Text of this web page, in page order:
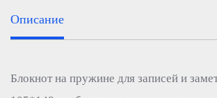
Описание
Блокнот на пружине для записей и